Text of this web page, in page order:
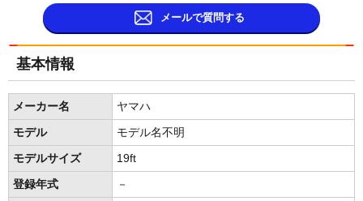
メールで質問する
基本情報
メーカー名 ヤマハ
モデル モデル名不明
モデルサイズ 19ft
登録年式 －